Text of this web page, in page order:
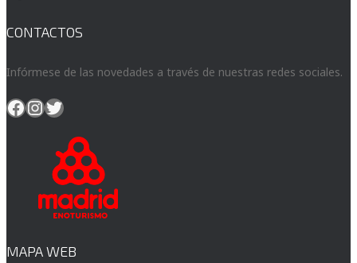
CONTACTOS
Infórmese de las novedades a través de nuestras redes sociales.
Facebook
Instagram
Twitter
MAPA WEB